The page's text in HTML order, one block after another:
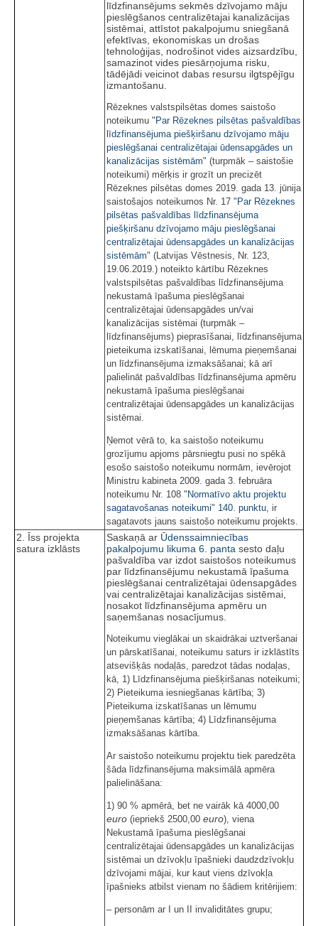
līdzfinansējums sekmēs dzīvojamo māju
pieslēgšanos centralizētajai kanalizācijas
sistēmai, attīstot pakalpojumu sniegšanā
efektīvas, ekonomiskas un drošas
tehnoloģijas, nodrošinot vides aizsardzību,
samazinot vides piesārņojuma risku,
tādējādi veicinot dabas resursu ilgtspējīgu
izmantošanu.
Rēzeknes valstspilsētas domes saistošo
noteikumu " Par Rēzeknes pilsētas pašvaldības
līdzfinansējuma piešķiršanu dzīvojamo māju
pieslēgšanai centralizētajai ūdensapgādes un
kanalizācijas sistēmām" (turpmāk – saistošie
noteikumi) mērķis ir grozīt un precizēt
Rēzeknes pilsētas domes 2019. gada 13. jūnija
saistošajos noteikumos Nr. 17 " Par Rēzeknes
pilsētas pašvaldības līdzfinansējuma
piešķiršanu dzīvojamo māju pieslēgšanai
centralizētajai ūdensapgādes un kanalizācijas
sistēmām" (Latvijas Vēstnesis, Nr. 123,
19.06.2019.) noteikto kārtību Rēzeknes
valstspilsētas pašvaldības līdzfinansējuma
nekustamā īpašuma pieslēgšanai
centralizētajai ūdensapgādes un/vai
kanalizācijas sistēmai (turpmāk –
līdzfinansējums) pieprasīšanai, līdzfinansējuma
pieteikuma izskatīšanai, lēmuma pieņemšanai
un līdzfinansējuma izmaksāšanai; kā arī
palielināt pašvaldības līdzfinansējuma apmēru
nekustamā īpašuma pieslēgšanai
centralizētajai ūdensapgādes un kanalizācijas
sistēmai.
Ņemot vērā to, ka saistošo noteikumu
grozījumu apjoms pārsniegtu pusi no spēkā
esošo saistošo noteikumu normām, ievērojot
Ministru kabineta 2009. gada 3. februāra
noteikumu Nr. 108 " Normatīvo aktu projektu
sagatavošanas noteikumi" 140. punktu, ir
sagatavots jauns saistošo noteikumu projekts.
2. Īss projekta
satura izklāsts
Saskaņā ar Ūdenssaimniecības
pakalpojumu likuma 6. panta sesto daļu
pašvaldība var izdot saistošos noteikumus
par līdzfinansējumu nekustamā īpašuma
pieslēgšanai centralizētajai ūdensapgādes
vai centralizētajai kanalizācijas sistēmai,
nosakot līdzfinansējuma apmēru un
saņemšanas nosacījumus.
Noteikumu vieglākai un skaidrākai uztveršanai
un pārskatīšanai, noteikumu saturs ir izklāstīts
atsevišķās nodaļās, paredzot tādas nodaļas,
kā, 1) Līdzfinansējuma piešķiršanas noteikumi;
2) Pieteikuma iesniegšanas kārtība; 3)
Pieteikuma izskatīšanas un lēmumu
pieņemšanas kārtība; 4) Līdzfinansējuma
izmaksāšanas kārtība.
Ar saistošo noteikumu projektu tiek paredzēta
šāda līdzfinansējuma maksimālā apmēra
palielināšana:
1) 90 % apmērā, bet ne vairāk kā 4000,00
euro (iepriekš 2500,00 euro), viena
Nekustamā īpašuma pieslēgšanai
centralizētajai ūdensapgādes un kanalizācijas
sistēmai un dzīvokļu īpašnieki daudzdzīvokļu
dzīvojami mājai, kur kaut viens dzīvokļa
īpašnieks atbilst vienam no šādiem kritērijiem:
– personām ar I un II invaliditātes grupu;